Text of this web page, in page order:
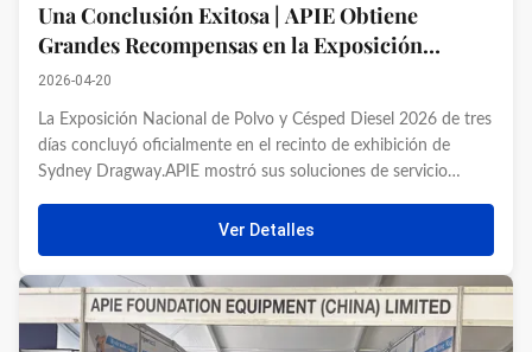
Una Conclusión Exitosa | APIE Obtiene
Grandes Recompensas en la Exposición
Nacional Diesel Dirt & Turf 2026
2026-04-20
La Exposición Nacional de Polvo y Césped Diesel 2026 de tres
días concluyó oficialmente en el recinto de exhibición de
Sydney Dragway.APIE mostró sus soluciones de servicio
3, participando en intercambios en profundidad y en el ...
Ver Detalles